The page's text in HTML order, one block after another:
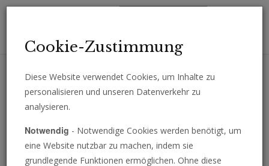
Erhalten Sie wichtige Analysen, Kommentare und Nachrichten
Cookie-Zustimmung
Diese Website verwendet Cookies, um Inhalte zu
personalisieren und unseren Datenverkehr zu
analysieren.
Notwendig - Notwendige Cookies werden benötigt, um
eine Website nutzbar zu machen, indem sie
grundlegende Funktionen ermöglichen. Ohne diese